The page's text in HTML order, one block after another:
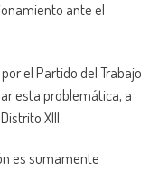
ante el
el Partido del Trabajo
esta problemática, a
XIII.
es sumamente